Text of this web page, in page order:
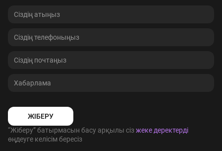
ЖІБЕРУ
“Жіберу” батырмасын басу арқылы сізжеке деректерді
өңдеуге келісім бересіз